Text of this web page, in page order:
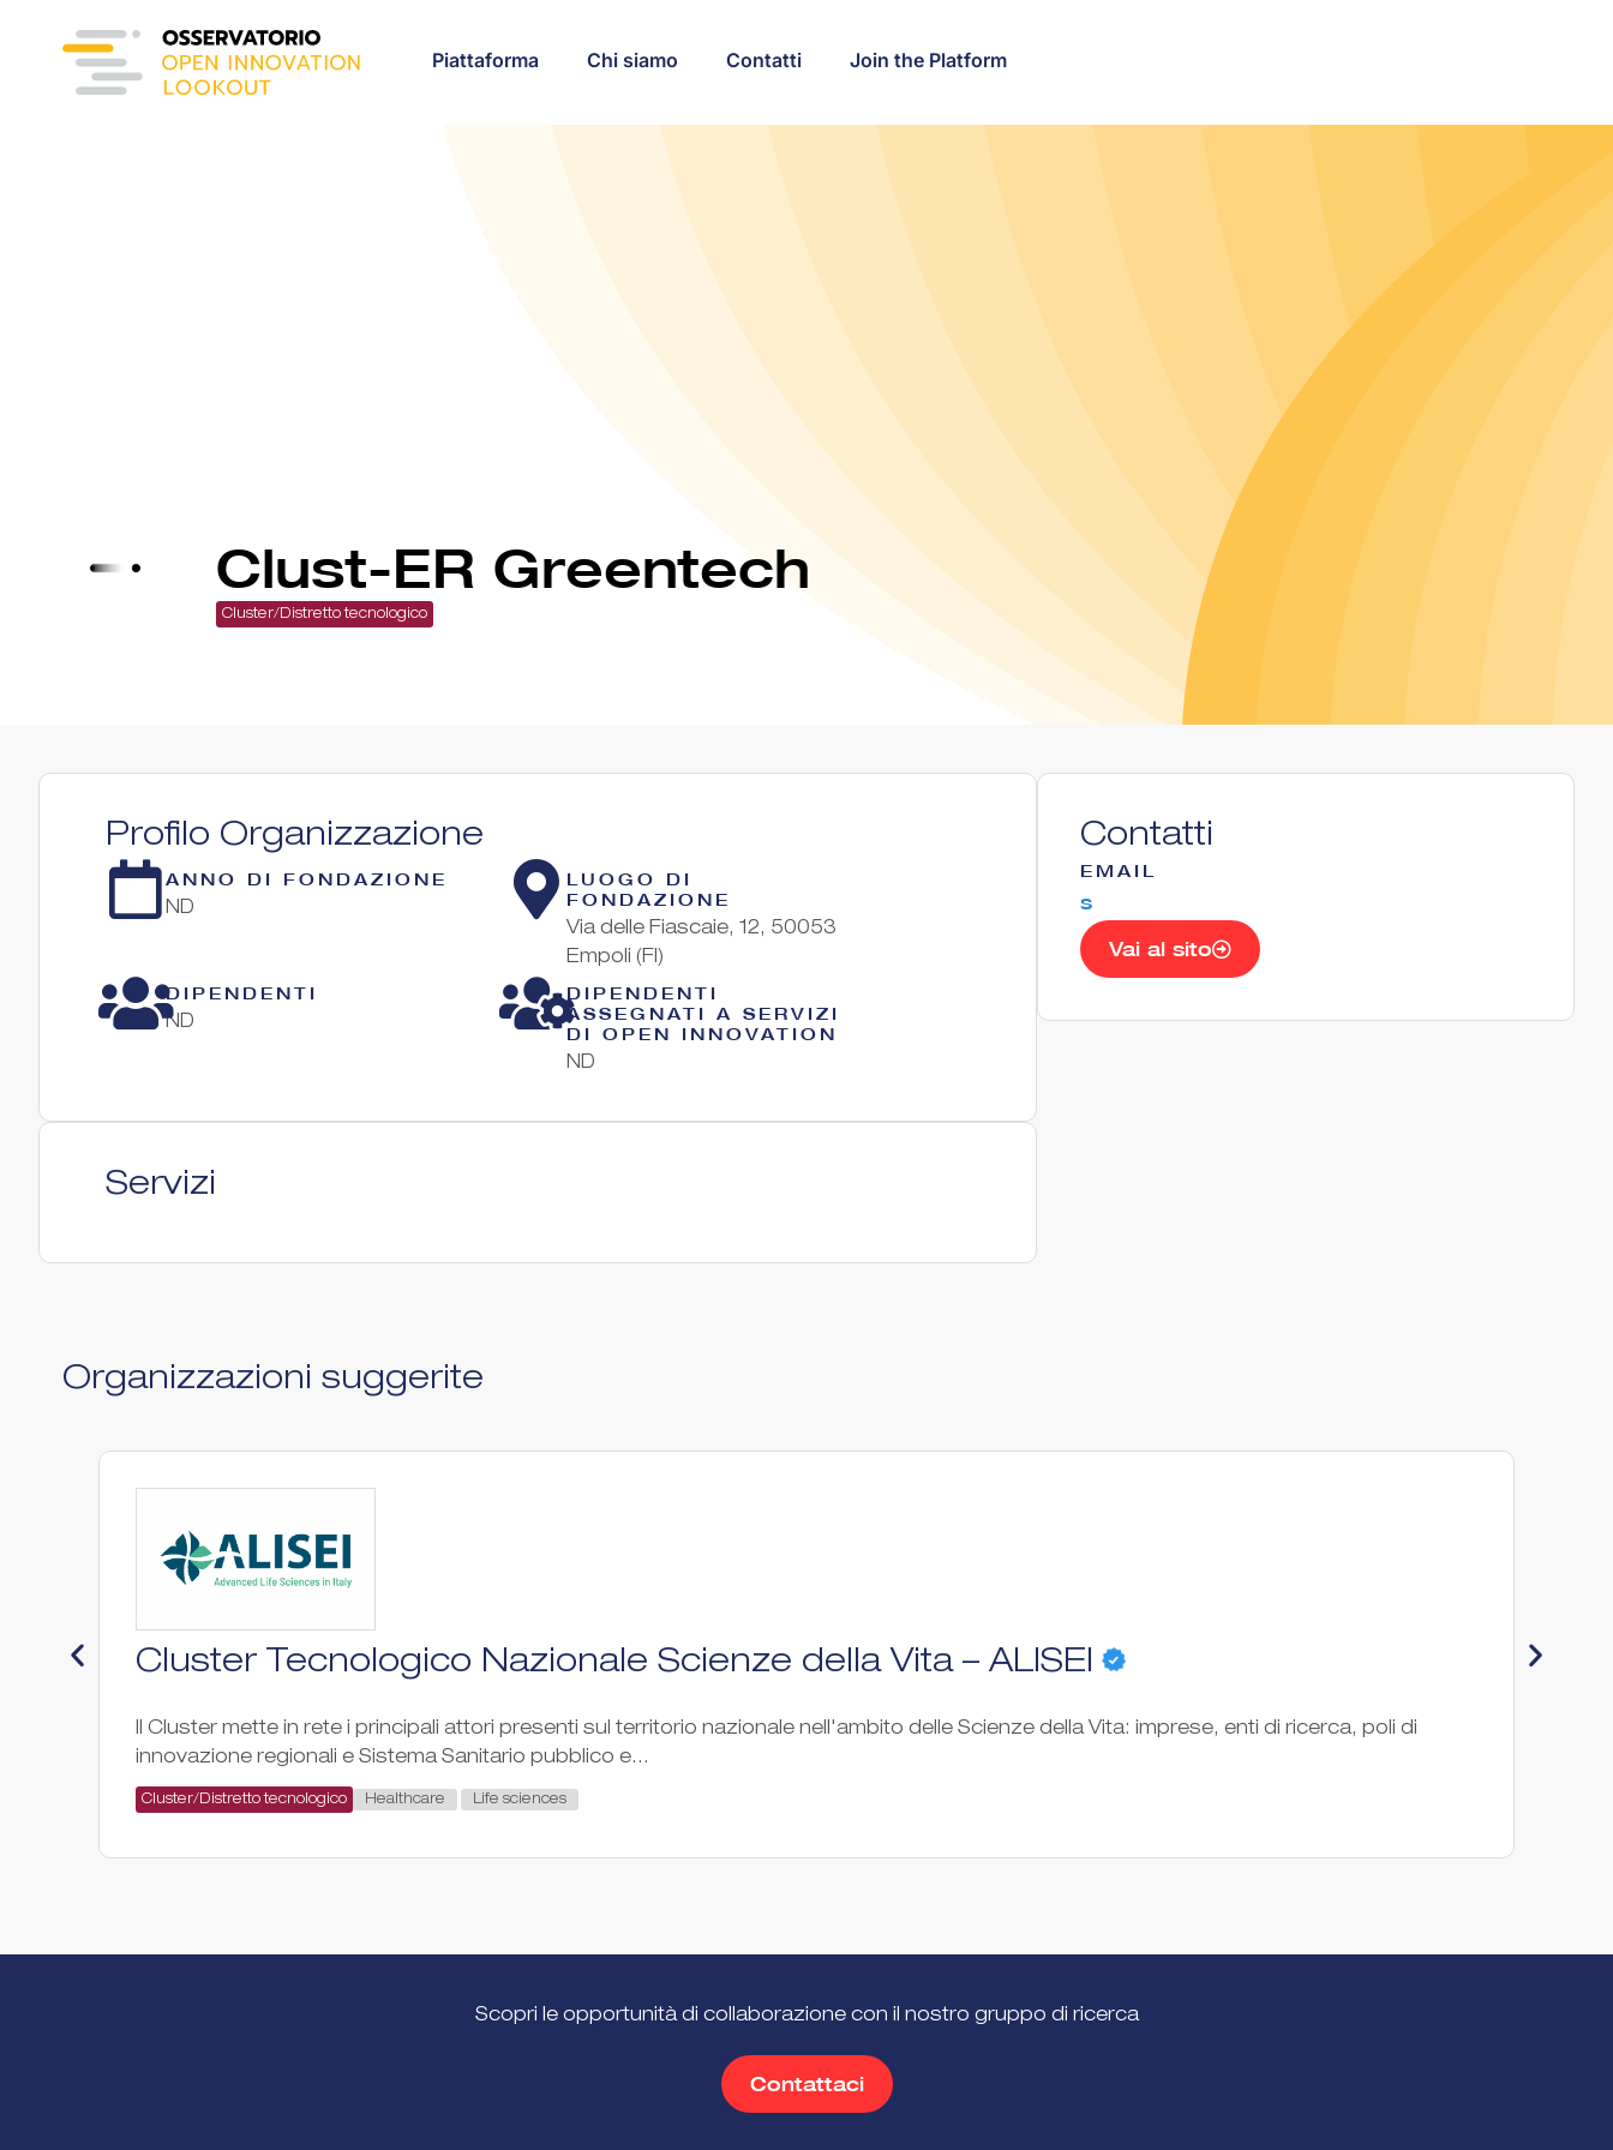
Piattaforma Chi siamo Contatti Join the Platform
Clust-ER Greentech
Cluster/Distretto tecnologico
Profilo Organizzazione
ANNO DI FONDAZIONE
ND
LUOGO DI
FONDAZIONE
Via delle Fiascaie, 12, 50053
Empoli (FI)
DIPENDENTI
ND
DIPENDENTI
ASSEGNATI A SERVIZI
DI OPEN INNOVATION
ND
Servizi
Contatti
EMAIL
s
Vai al sito
Organizzazioni suggerite
Cluster Tecnologico Nazionale Scienze della Vita – ALISEI
Il Cluster mette in rete i principali attori presenti sul territorio nazionale nell'ambito delle Scienze della Vita: imprese, enti di ricerca, poli di
innovazione regionali e Sistema Sanitario pubblico e...
Cluster/Distretto tecnologico Healthcare Life sciences
Scopri le opportunità di collaborazione con il nostro gruppo di ricerca
Contattaci